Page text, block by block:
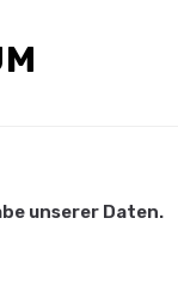
unserer Daten.